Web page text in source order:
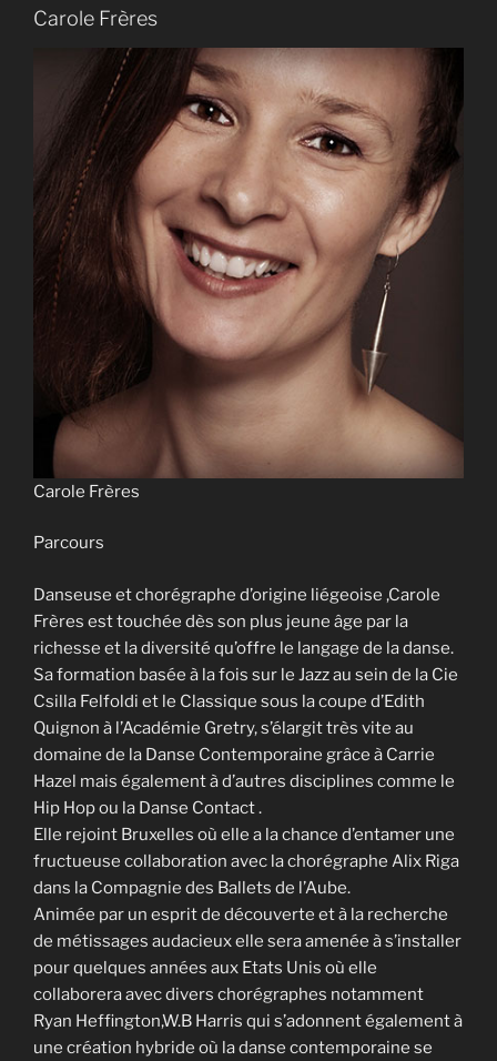
Carole Frères
Carole Frères
Parcours
Danseuse et chorégraphe d’origine liégeoise ,Carole
Frères est touchée dès son plus jeune âge par la
richesse et la diversité qu’offre le langage de la danse.
Sa formation basée à la fois sur le Jazz au sein de la Cie
Csilla Felfoldi et le Classique sous la coupe d’Edith
Quignon à l’Académie Gretry, s’élargit très vite au
domaine de la Danse Contemporaine grâce à Carrie
Hazel mais également à d’autres disciplines comme le
Hip Hop ou la Danse Contact .
Elle rejoint Bruxelles où elle a la chance d’entamer une
fructueuse collaboration avec la chorégraphe Alix Riga
dans la Compagnie des Ballets de l’Aube.
Animée par un esprit de découverte et à la recherche
de métissages audacieux elle sera amenée à s’installer
pour quelques années aux Etats Unis où elle
collaborera avec divers chorégraphes notamment
Ryan Heffington,W.B Harris qui s’adonnent également à
une création hybride où la danse contemporaine se